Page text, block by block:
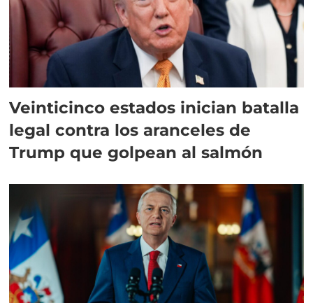
Veinticinco estados inician batalla
legal contra los aranceles de
Trump que golpean al salmón